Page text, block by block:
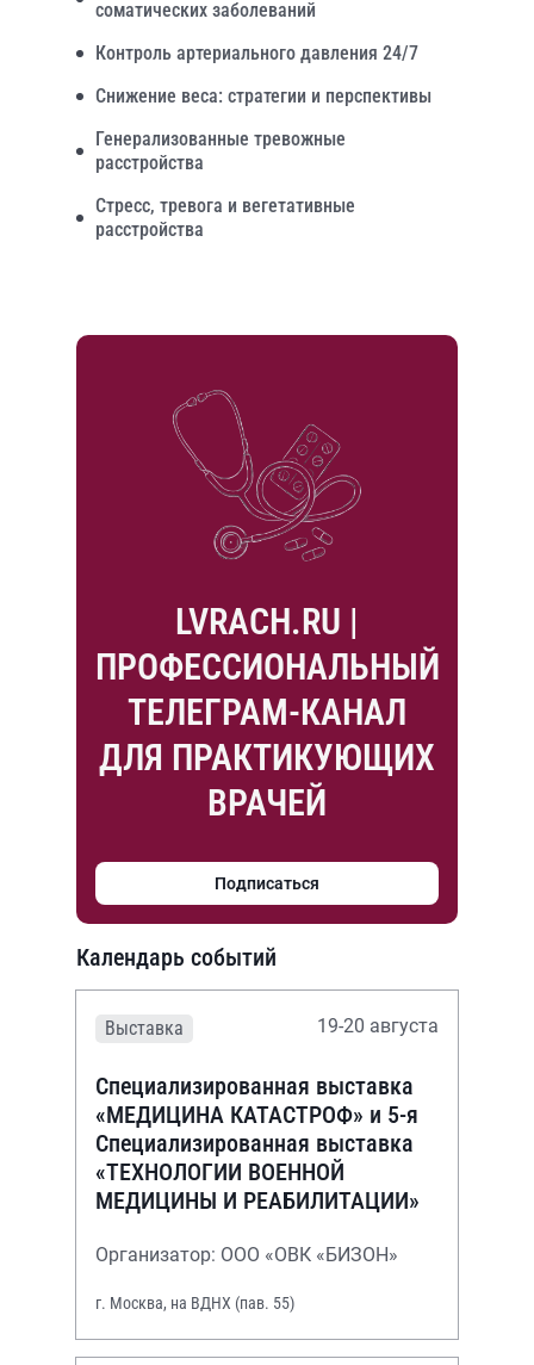
соматических заболеваний
Контроль артериального давления 24/7
Снижение веса: стратегии и перспективы
Генерализованные тревожные
расстройства
Стресс, тревога и вегетативные
расстройства
LVRACH.RU |
ПРОФЕССИОНАЛЬНЫЙ
ТЕЛЕГРАМ-КАНАЛ
ДЛЯ ПРАКТИКУЮЩИХ
ВРАЧЕЙ
Подписаться
Календарь событий
Выставка 19-20 августа
Специализированная выставка
«МЕДИЦИНА КАТАСТРОФ» и 5-я
Специализированная выставка
«ТЕХНОЛОГИИ ВОЕННОЙ
МЕДИЦИНЫ И РЕАБИЛИТАЦИИ»
Организатор: ООО «ОВК «БИЗОН»
г. Москва, на ВДНХ (пав. 55)